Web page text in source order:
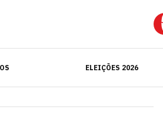
ELEIÇÕES 2026